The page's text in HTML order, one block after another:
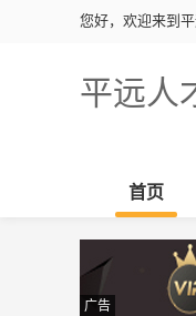
您好，欢迎来到平
平远人
首页
广告